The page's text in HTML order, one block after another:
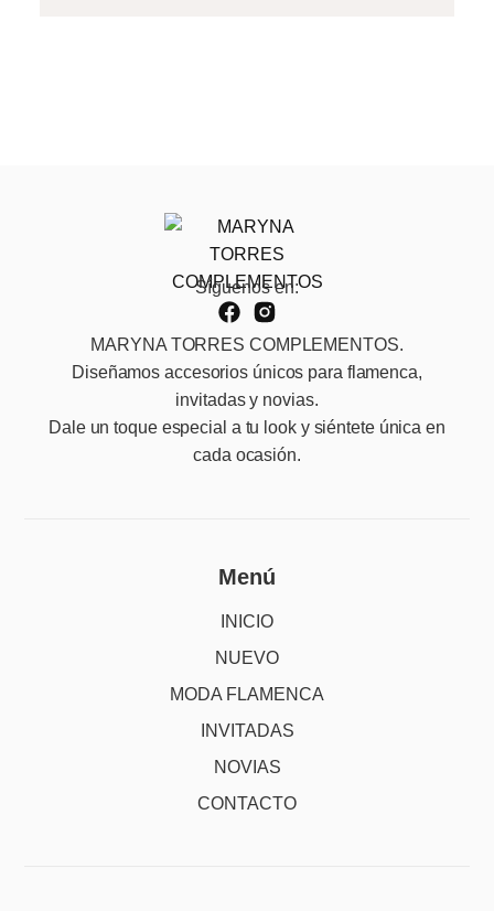
Síguenos en:
MARYNA TORRES COMPLEMENTOS.
Diseñamos accesorios únicos para flamenca,
invitadas y novias.
Dale un toque especial a tu look y siéntete única en
cada ocasión.
Menú
INICIO
NUEVO
MODA FLAMENCA
INVITADAS
NOVIAS
CONTACTO